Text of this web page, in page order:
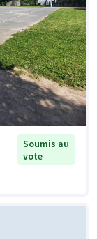
Soumis au
vote